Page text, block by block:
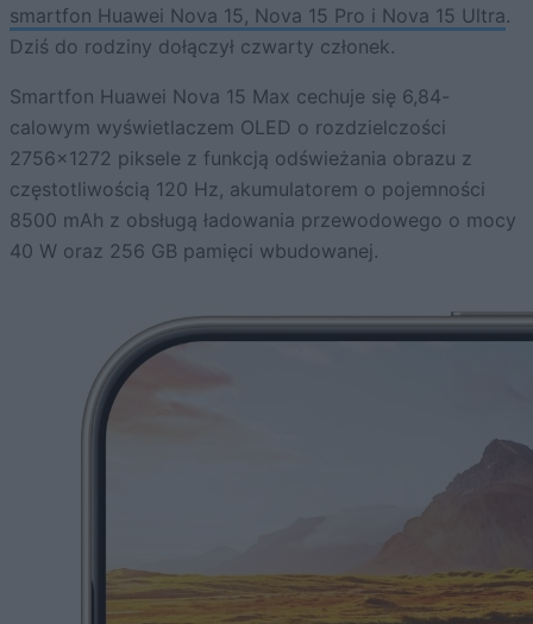
smartfon Huawei Nova 15, Nova 15 Pro i Nova 15 Ultra.
Dziś do rodziny dołączył czwarty członek.
Smartfon Huawei Nova 15 Max cechuje się 6,84-
calowym wyświetlaczem OLED o rozdzielczości
2756×1272 piksele z funkcją odświeżania obrazu z
częstotliwością 120 Hz, akumulatorem o pojemności
8500 mAh z obsługą ładowania przewodowego o mocy
40 W oraz 256 GB pamięci wbudowanej.